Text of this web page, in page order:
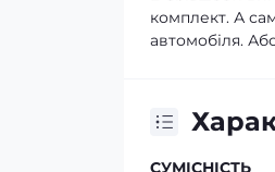
комплект. А
автомобіля.
СУМІСНІСТЬ